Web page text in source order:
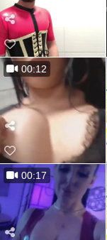
00:12
00:17